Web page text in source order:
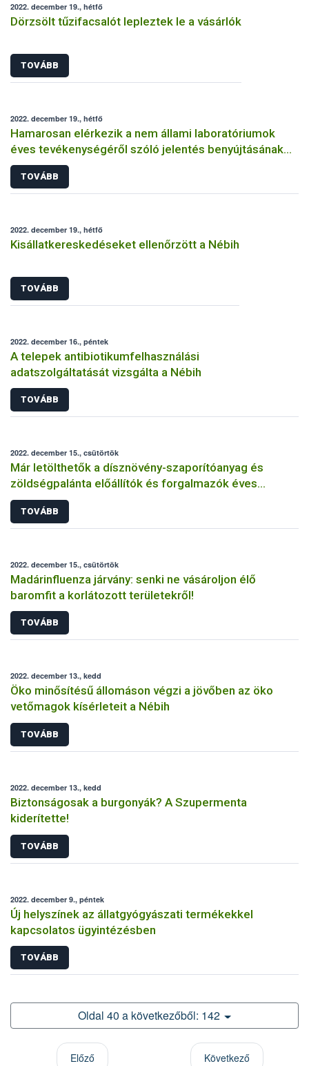
2022. december 19., hétfő
Dörzsölt tűzifacsalót lepleztek le a vásárlók
TOVÁBB
2022. december 19., hétfő
Hamarosan elérkezik a nem állami laboratóriumok
éves tevékenységéről szóló jelentés benyújtásának
határideje
TOVÁBB
2022. december 19., hétfő
Kisállatkereskedéseket ellenőrzött a Nébih
TOVÁBB
2022. december 16., péntek
A telepek antibiotikumfelhasználási
adatszolgáltatását vizsgálta a Nébih
TOVÁBB
2022. december 15., csütörtök
Már letölthetők a dísznövény-szaporítóanyag és
zöldségpalánta előállítók és forgalmazók éves
bejelentőlapjai
TOVÁBB
2022. december 15., csütörtök
Madárinfluenza járvány: senki ne vásároljon élő
baromfit a korlátozott területekről!
TOVÁBB
2022. december 13., kedd
Öko minősítésű állomáson végzi a jövőben az öko
vetőmagok kísérleteit a Nébih
TOVÁBB
2022. december 13., kedd
Biztonságosak a burgonyák? A Szupermenta
kiderítette!
TOVÁBB
2022. december 9., péntek
Új helyszínek az állatgyógyászati termékekkel
kapcsolatos ügyintézésben
TOVÁBB
Oldal 40 a következőből: 142
Előző
Következő